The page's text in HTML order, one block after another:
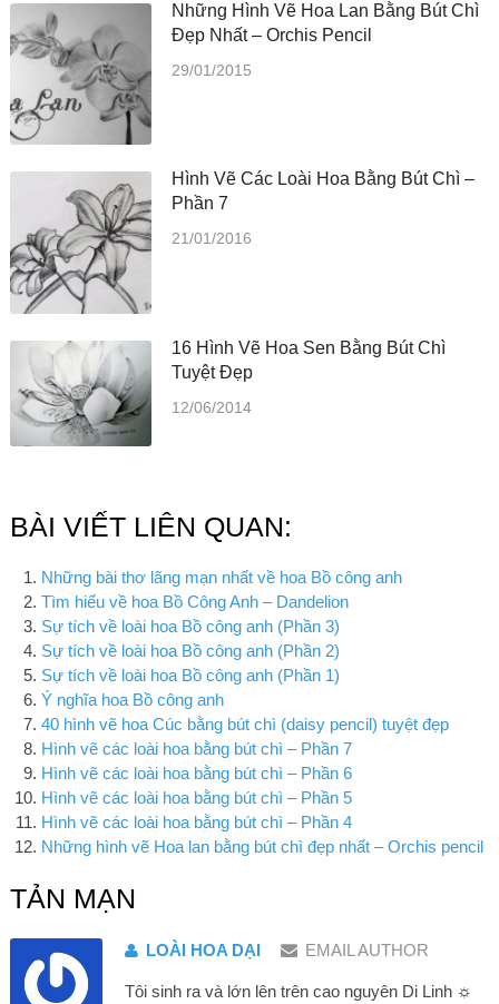
Những Hình Vẽ Hoa Lan Bằng Bút Chì
Đẹp Nhất – Orchis Pencil
29/01/2015
Hình Vẽ Các Loài Hoa Bằng Bút Chì –
Phần 7
21/01/2016
16 Hình Vẽ Hoa Sen Bằng Bút Chì
Tuyệt Đẹp
12/06/2014
BÀI VIẾT LIÊN QUAN:
Những bài thơ lãng mạn nhất về hoa Bồ công anh
Tìm hiểu về hoa Bồ Công Anh – Dandelion
Sự tích về loài hoa Bồ công anh (Phần 3)
Sự tích về loài hoa Bồ công anh (Phần 2)
Sự tích về loài hoa Bồ công anh (Phần 1)
Ý nghĩa hoa Bồ công anh
40 hình vẽ hoa Cúc bằng bút chì (daisy pencil) tuyệt đẹp
Hình vẽ các loài hoa bằng bút chì – Phần 7
Hình vẽ các loài hoa bằng bút chì – Phần 6
Hình vẽ các loài hoa bằng bút chì – Phần 5
Hình vẽ các loài hoa bằng bút chì – Phần 4
Những hình vẽ Hoa lan bằng bút chì đẹp nhất – Orchis pencil
TẢN MẠN
LOÀI HOA DẠI EMAIL AUTHOR
Tôi sinh ra và lớn lên trên cao nguyên Di Linh ☼